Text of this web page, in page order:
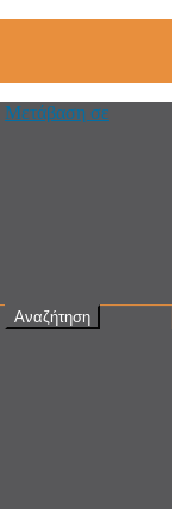
Μετάβαση σε
Αναζήτηση